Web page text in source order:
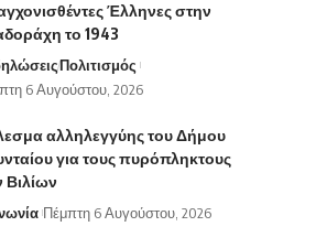
Έλληνες στην
το 1943
Πολιτισμός
6 Αυγούστου, 2026
αλληλεγγύης του Δήμου
για τους πυρόπληκτους
Βιλίων
Πέμπτη 6 Αυγούστου, 2026